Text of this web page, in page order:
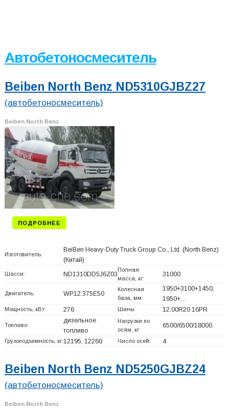
Автобетоносмеситель
Beiben North Benz ND5310GJBZ27
(автобетоносмеситель)
Beiben North Benz
ПОДРОБНЕЕ
Изготовитель:
BeiBen Heavy-Duty Truck Group Co., Ltd. (North Benz)
(Китай)
Шасси: ND1310DD5J6Z03
Полная
масса, кг:
31000
Двигатель: WP12.375E50
Колесная
база, мм:
1950+3100+1450,
1950+…
Мощность, кВт: 276 Шины: 12.00R20 16PR
Топливо:
дизельное
топливо
Нагрузки по
осям, кг:
6500/6500/18000
Грузоподъемность, кг:12195, 12260 Число осей: 4
Beiben North Benz ND5250GJBZ24
(автобетоносмеситель)
Beiben North Benz